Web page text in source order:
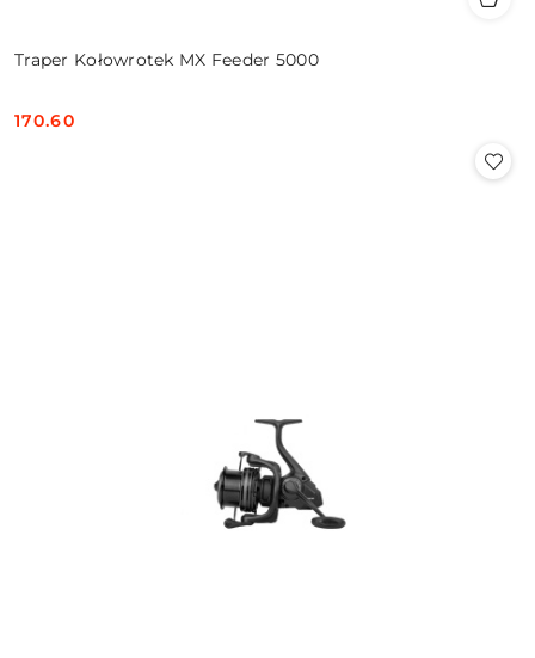
Traper Kołowrotek MX Feeder 5000
Cena:
170.60